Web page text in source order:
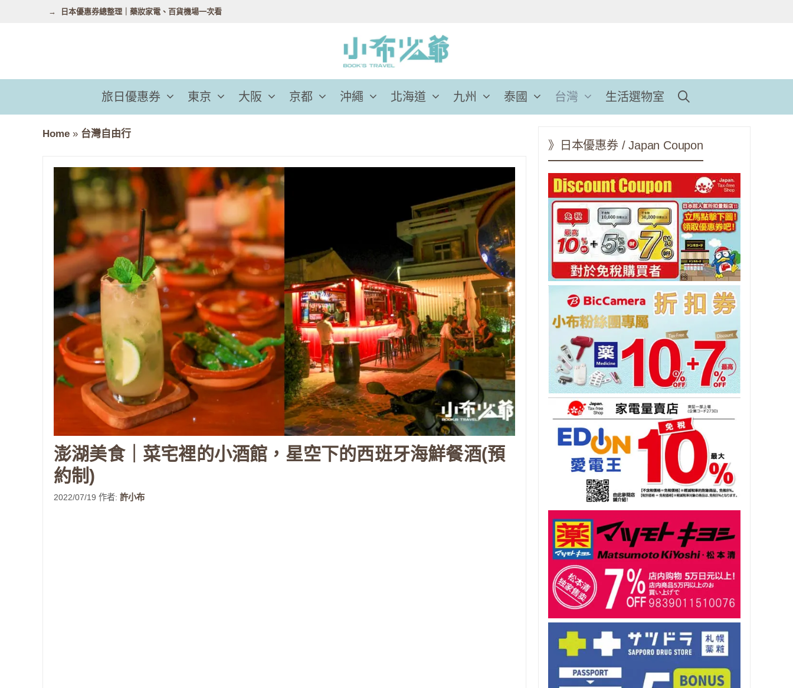
容
日本優惠券總整理｜藥妝家電、百貨機場一次看
旅日優惠券 東京 大阪 京都 沖繩 北海道 九州 泰國 台灣 生活選物室
Home » 台灣自由行
澎湖美食｜菜宅裡的小酒館，星空下的西班牙海鮮餐酒(預
約制)
2022/07/19 作者: 許小布
》日本優惠券 / Japan Coupon